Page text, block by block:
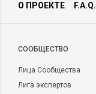
О ПРОЕКТЕ F.A.Q.
CООБЩЕСТВО
Лица Сообщества
Лига экспертов